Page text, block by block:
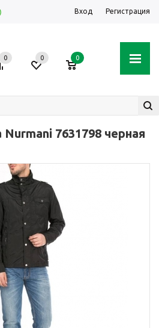
Вход Регистрация
0 0 0
7631798 черная